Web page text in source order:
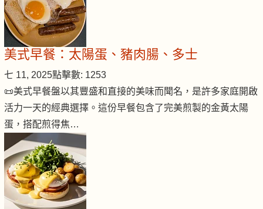
美式早餐：太陽蛋、豬肉腸、多士
七 11, 2025點擊數: 1253
📜美式早餐盤以其豐盛和直接的美味而聞名，是許多家庭開啟
活力一天的經典選擇。這份早餐包含了完美煎製的金黃太陽
蛋，搭配煎得焦…